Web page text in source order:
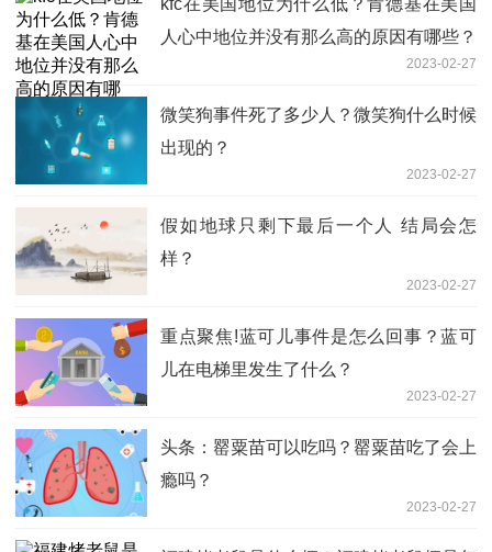
kfc在美国地位为什么低？肯德基在美国
人心中地位并没有那么高的原因有哪些？
2023-02-27
微笑狗事件死了多少人？微笑狗什么时候
出现的？
2023-02-27
假如地球只剩下最后一个人 结局会怎
样？
2023-02-27
重点聚焦!蓝可儿事件是怎么回事？蓝可
儿在电梯里发生了什么？
2023-02-27
头条：罂粟苗可以吃吗？罂粟苗吃了会上
瘾吗？
2023-02-27